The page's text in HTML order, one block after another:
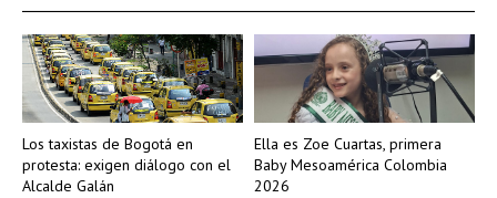
Los taxistas de Bogotá en
protesta: exigen diálogo con el
Alcalde Galán
Ella es Zoe Cuartas, primera
Baby Mesoamérica Colombia
2026